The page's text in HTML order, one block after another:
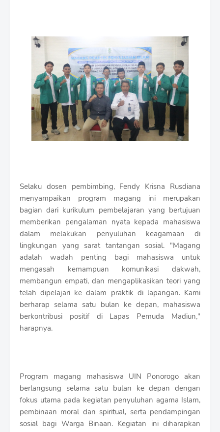
Selaku dosen pembimbing, Fendy Krisna Rusdiana
menyampaikan program magang ini merupakan
bagian dari kurikulum pembelajaran yang bertujuan
memberikan pengalaman nyata kepada mahasiswa
dalam melakukan penyuluhan keagamaan di
lingkungan yang sarat tantangan sosial. "Magang
adalah wadah penting bagi mahasiswa untuk
mengasah kemampuan komunikasi dakwah,
membangun empati, dan mengaplikasikan teori yang
telah dipelajari ke dalam praktik di lapangan. Kami
berharap selama satu bulan ke depan, mahasiswa
berkontribusi positif di Lapas Pemuda Madiun,"
harapnya.
Program magang mahasiswa UIN Ponorogo akan
berlangsung selama satu bulan ke depan dengan
fokus utama pada kegiatan penyuluhan agama Islam,
pembinaan moral dan spiritual, serta pendampingan
sosial bagi Warga Binaan. Kegiatan ini diharapkan